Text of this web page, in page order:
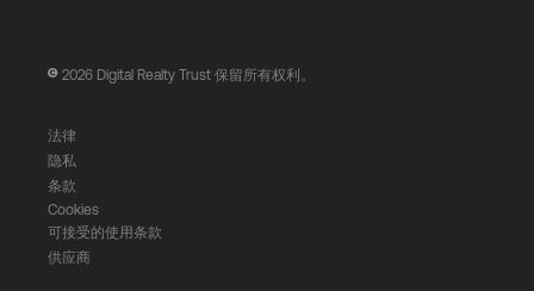
2026 Digital Realty Trust 保留所有权利。
法律
隐私
条款
Cookies
可接受的使用条款
供应商